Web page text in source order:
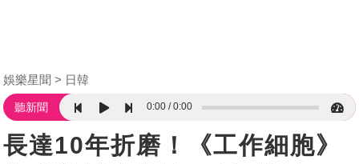
娛樂星聞 日韓
聽新聞 0:00 0:00
長達10年折磨！《工作細胞》